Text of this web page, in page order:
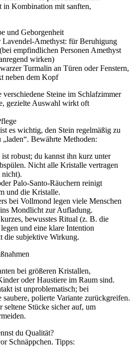
Kombination mit sanften,
und Geborgenheit
Lavendel-Amethyst: für Beruhigung
empfindlichen Personen Amethyst
wirken)
Turmalin an Türen oder Fenstern,
neben dem Kopf
Steine im Schlafzimmer
gezielte Auswahl wirkt oft
es wichtig, den Stein regelmäßig zu
Bewährte Methoden:
robust; du kannst ihn kurz unter
Nicht alle Kristalle vertragen
nicht).
Palo-Santo-Räuchern reinigt
und die Kristalle.
bei Vollmond legen viele Menschen
Mondlicht zur Aufladung.
bewusstes Ritual (z. B. die
und eine klare Intention
die subjektive Wirkung.
bei größeren Kristallen,
oder Haustiere im Raum sind.
ist unproblematisch; bei
polierte Variante zurückgreifen.
seltene Stücke sicher auf, um
du Qualität?
Schnäppchen. Tipps: